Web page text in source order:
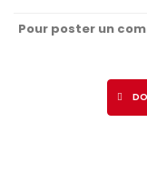
Pour poster un